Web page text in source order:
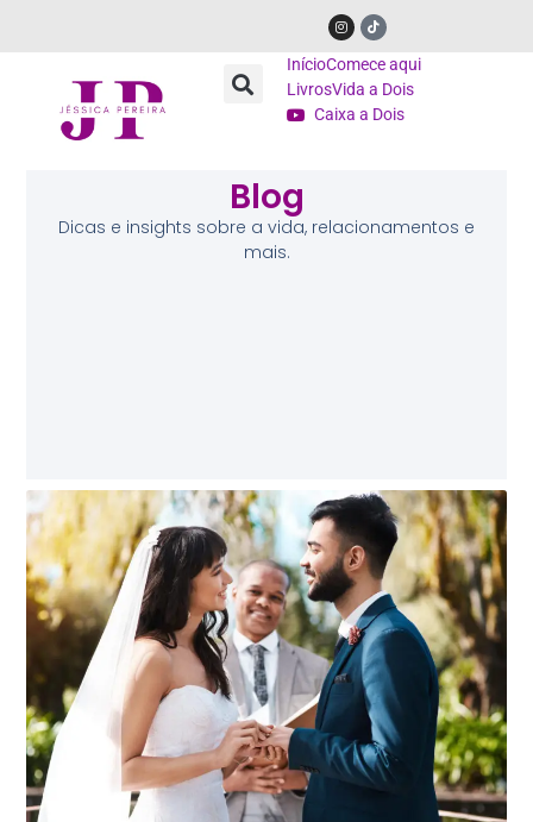
InícioComece aqui
LivrosVida a Dois
Caixa a Dois
Blog
Dicas e insights sobre a vida, relacionamentos e
mais.